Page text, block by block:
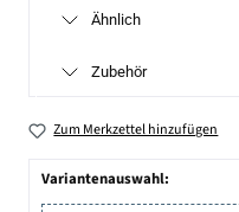
Ähnlich
Zubehör
Zum Merkzettel hinzufügen
Variantenauswahl: